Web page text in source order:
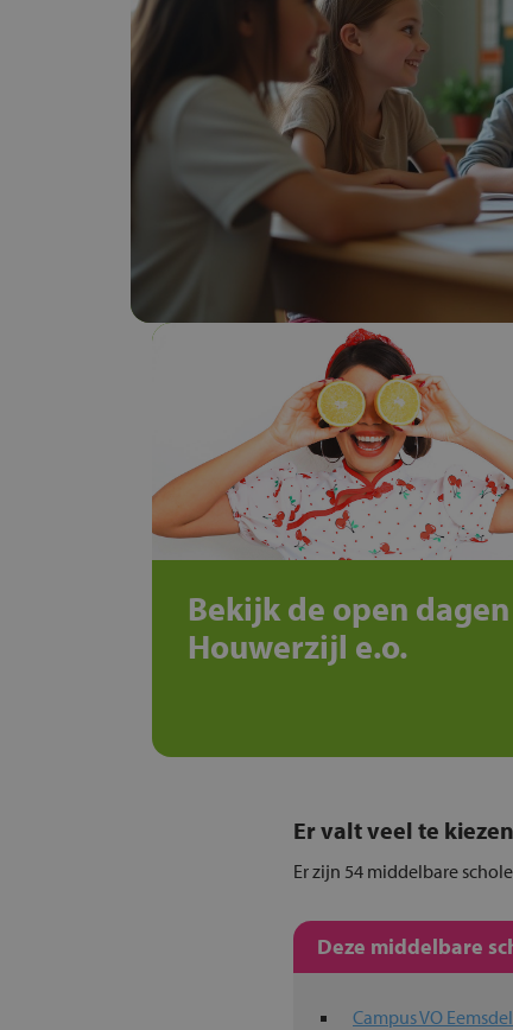
Bekijk de open
Houwerzijl e.o.
Er valt veel te
Er zijn 54 middelbare
Deze middelbare
Campus VO